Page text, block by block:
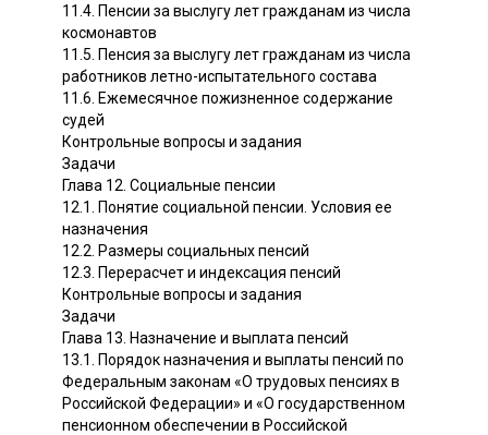
11.4. Пенсии за выслугу лет гражданам из числа
космонавтов
11.5. Пенсия за выслугу лет гражданам из числа
работников летно-испытательного состава
11.6. Ежемесячное пожизненное содержание
судей
Контрольные вопросы и задания
Задачи
Глава 12. Социальные пенсии
12.1. Понятие социальной пенсии. Условия ее
назначения
12.2. Размеры социальных пенсий
12.3. Перерасчет и индексация пенсий
Контрольные вопросы и задания
Задачи
Глава 13. Назначение и выплата пенсий
13.1. Порядок назначения и выплаты пенсий по
Федеральным законам «О трудовых пенсиях в
Российской Федерации» и «О государственном
пенсионном обеспечении в Российской